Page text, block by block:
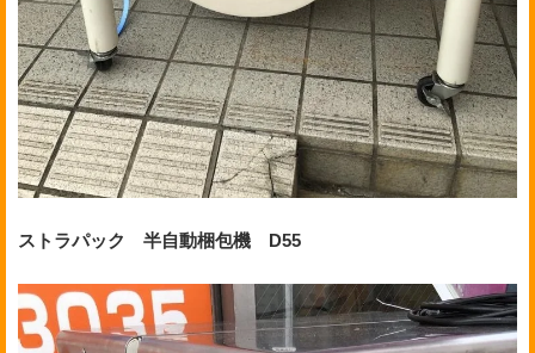
ストラパック 半自動梱包機 D55